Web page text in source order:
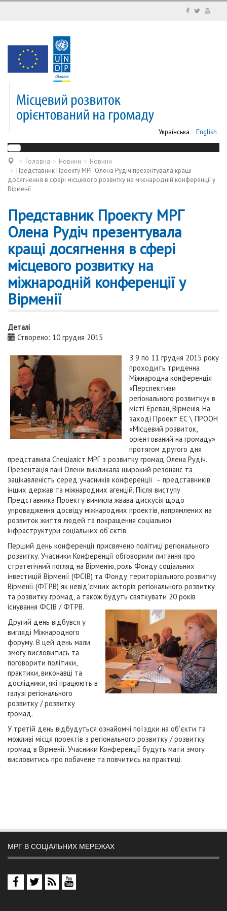
Українська English
Головна Новини
Новини
Представник Проекту МРГ Олена Рудіч презентувала кращі
досягнення в сфері місцевого розвитку на міжнародній конференції у
Вірменії
Представник Проекту МРГ
Олена Рудіч презентувала
кращі досягнення в сфері
місцевого розвитку на
міжнародній конференції у
Вірменії
Деталі
Створено: 10 грудня 2015
З 9 по 11 грудня 2015 року
проходить триденна
Міжнародна конференція
«Перспективи
регіонального розвитку» в
місті Єреван, Вірменія. На
заході Проект ЄС \ ПРООН
«Місцевий розвиток,
орієнтований на громаду»
протягом другого дня
представила Спеціаліст МРГ з розвитку громад Олена Рудіч.
Презентація пані Олени викликала широкий резонанс та
зацікавленість серед учасників конференції – представників
інших держав та міжнародних агенцій. Після виступу
Представника Проекту виникла жвава дискусія щодо
упровадження досвіду міжнародних проектів, напрямлених на
розвиток життя людей та покращення соціальної
інфраструктури соціальних об’єктів.
Перший день конференції присвячено політиці регіонального
розвитку. Учасники Конференції обговорили питання про
стратегічний погляд на Вірменію, роль Фонду соціальних
інвестицій Вірменії (ФСІВ) та Фонду територіального розвитку
Вірменії (ФТРВ) як невід’ємних акторів регіонального розвитку
та розвитку громад, а також будуть святкувати 20 років
існування ФСІВ / ФТРВ.
Другий день відбувся у
вигляді Міжнародного
форуму. В цей день мали
змогу висловитись та
поговорити політики,
практики, виконавці та
дослідники, які працюють в
галузі регіонального
розвитку / розвитку
громад.
У третій день відбудуться ознайомчі поїздки на об’єкти та
можливі місця проектів з регіонального розвитку / розвитку
громад в Вірменії. Учасники Конференції будуть мати змогу
висловитись про побачене та повчитись на практиці.
МРГ В СОЦІАЛЬНИХ МЕРЕЖАХ